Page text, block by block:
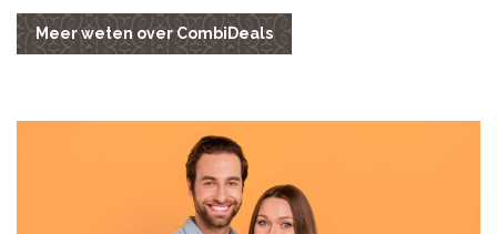
Meer weten over CombiDeals